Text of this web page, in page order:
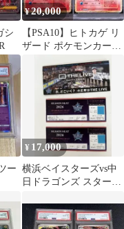
シ
¥20,000
【PSA10】ヒトカゲ リ
ザード ポケモンカード
ゲームClassic 2連番
ー
¥ 17,000
横浜ベイスターズvs中
日ドラゴンズ スターフ
ト連番2枚